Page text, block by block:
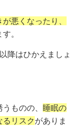
悪くなったり、
。
降はひかえましょ
ものの、
睡眠の
リスク がありま